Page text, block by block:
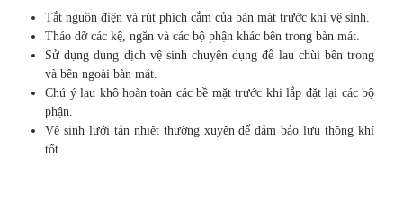
Tắt nguồn điện và rút phích cắm của bàn mát trước khi vệ sinh.
Tháo dỡ các kệ, ngăn và các bộ phận khác bên trong bàn mát.
Sử dụng dung dịch vệ sinh chuyên dụng để lau chùi bên trong
và bên ngoài bàn mát.
Chú ý lau khô hoàn toàn các bề mặt trước khi lắp đặt lại các bộ
phận.
Vệ sinh lưới tản nhiệt thường xuyên để đảm bảo lưu thông khí
tốt.